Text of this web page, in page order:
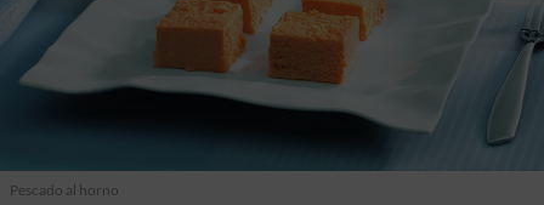
Pescado al horno